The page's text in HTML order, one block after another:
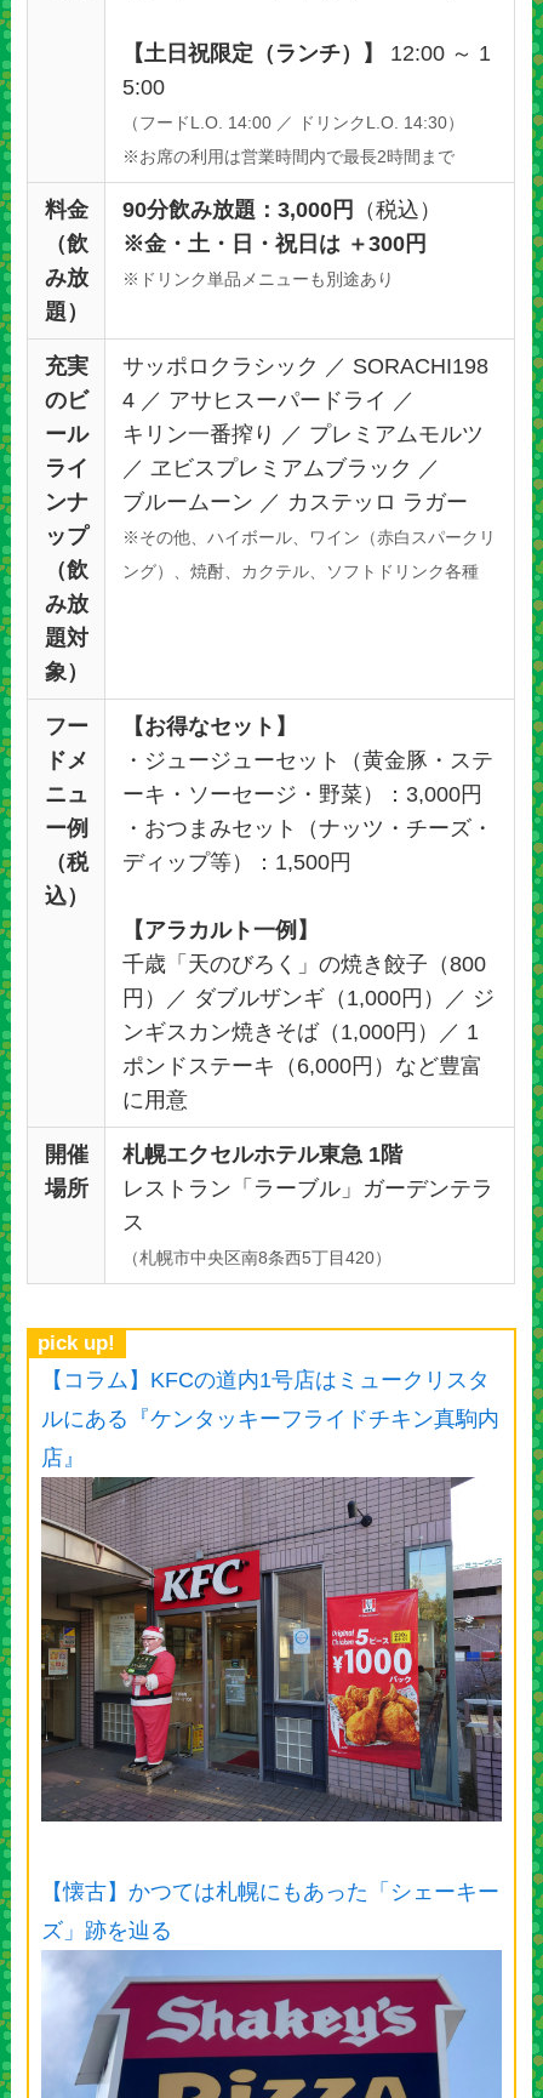
【土日祝限定（ランチ）】
12:00 ～ 1
5:00
（フードL.O. 14:00 ／ ドリンクL.O. 14:30）
※お席の利用は営業時間内で最長2時間まで
料金
（飲
み放
題）
90分飲み放題：3,000円
（税込）
※金・土・日・祝日は ＋300円
※ドリンク単品メニューも別途あり
充実
のビ
ール
ライ
ンナ
ップ
（飲
み放
題対
象）
サッポロクラシック ／ SORACHI198
4 ／ アサヒスーパードライ ／
キリン一番搾り ／ プレミアムモルツ
／ ヱビスプレミアムブラック ／
ブルームーン ／ カステッロ ラガー
※その他、ハイボール、ワイン（赤白スパークリ
ング）、焼酎、カクテル、ソフトドリンク各種
フー
ドメ
ニュ
ー例
（税
込）
【お得なセット】
・ジュージューセット（黄金豚・ステ
ーキ・ソーセージ・野菜）：3,000円
・おつまみセット（ナッツ・チーズ・
ディップ等）：1,500円
【アラカルト一例】
千歳「天のびろく」の焼き餃子（800
円）／ ダブルザンギ（1,000円）／ ジ
ンギスカン焼きそば（1,000円）／ 1
ポンドステーキ（6,000円）など豊富
に用意
開催
場所
札幌エクセルホテル東急 1階
レストラン「ラーブル」ガーデンテラ
ス
（札幌市中央区南8条西5丁目420）
pick up!
【コラム】KFCの道内1号店はミュークリスタ
ルにある『ケンタッキーフライドチキン真駒内
店』
【懐古】かつては札幌にもあった「シェーキー
ズ」跡を辿る